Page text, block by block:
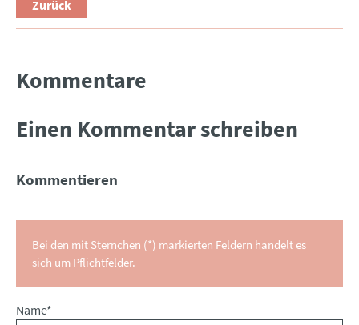
Zurück
Kommentare
Einen Kommentar schreiben
Kommentieren
Bei den mit Sternchen (*) markierten Feldern handelt es
sich um Pflichtfelder.
Pflichtfeld
Name*